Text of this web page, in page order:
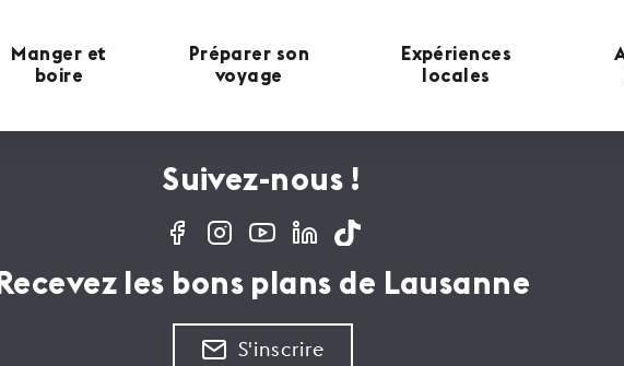
Manger et
boire
Préparer son
voyage
Expériences
locales
Suivez-nous !
Recevez les bons plans de Lausanne
S'inscrire